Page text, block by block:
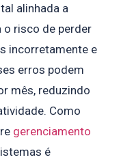
alinhada a
o risco de perder
incorretamente e
erros podem
mês, reduzindo
Como
gerenciamento
é